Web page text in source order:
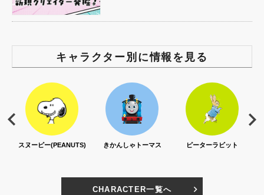
キャラクター別に情報を見る
スヌーピー(PEANUTS) きかんしゃトーマス ピーターラビット
CHARACTER一覧へ